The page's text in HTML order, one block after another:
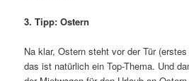
3. Tipp: Ostern
Na klar, Ostern steht vor der Tür
das ist natürlich ein Top-Thema. Und